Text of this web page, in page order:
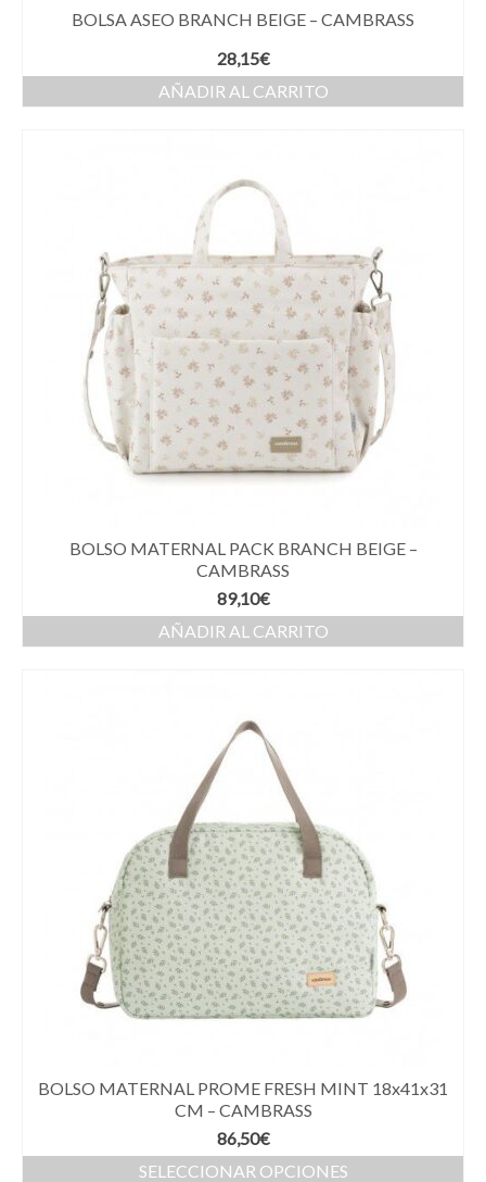
BOLSA ASEO BRANCH BEIGE – CAMBRASS
28,15€
AÑADIR AL CARRITO
BOLSO MATERNAL PACK BRANCH BEIGE –
CAMBRASS
89,10€
AÑADIR AL CARRITO
BOLSO MATERNAL PROME FRESH MINT 18x41x31
CM – CAMBRASS
86,50€
SELECCIONAR OPCIONES